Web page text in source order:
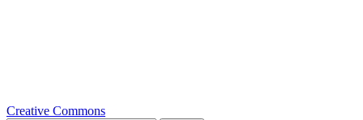
Creative Commons